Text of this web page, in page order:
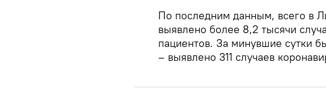
По последним данным, всего в
выявлено более 8,2 тысячи
пациентов. За минувшие сутки
– выявлено 311 случаев